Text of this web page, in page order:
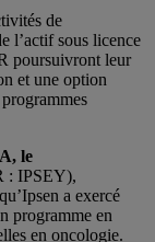
de
l’actif sous licence
poursuivront leur
et une option
le
: IPSEY),
a exercé
programme en
en oncologie.